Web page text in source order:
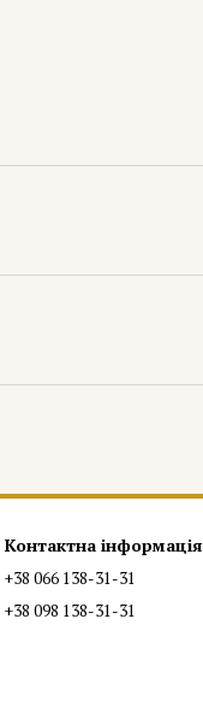
Контактна інформація
+38 066 138-31-31
+38 098 138-31-31